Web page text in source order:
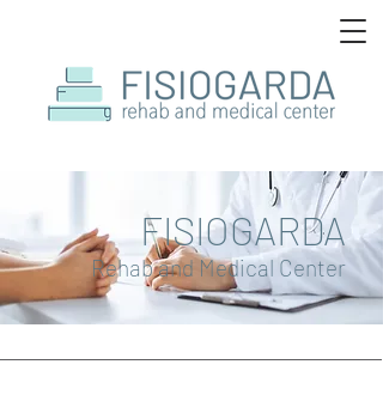
FISIOGARDA
Rehab and Medical Center